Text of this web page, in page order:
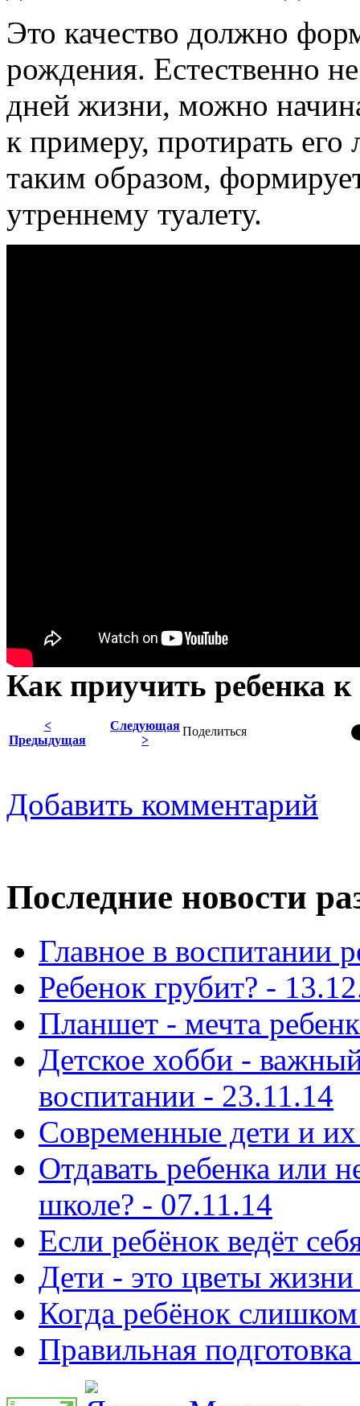
Это качество должно
рождения. Естественно
дней жизни, можно
к примеру, протирать
таким образом,
утреннему туалету.
Как приучить ребенка к
Поделиться
<
Предыдущая
Следующая
>
Добавить комментарий
Последние новости
Главное в воспитании
Ребенок грубит? -
Планшет - мечта
Детское хобби -
воспитании - 23.11.14
Современные дети и
Отдавать ребенка или
школе? - 07.11.14
Если ребёнок ведёт
Дети - это цветы
Когда ребёнок
Правильная